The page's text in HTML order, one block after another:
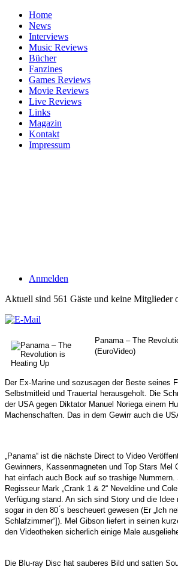
Home
News
Interviews
Music Reviews
Bücher
Fanzines
Games Reviews
Movie Reviews
Live Reviews
Links
Magazin
Kontakt
Impressum
Anmelden
Aktuell sind 561 Gäste und keine Mitglieder
Panama – The
(EuroVideo)
Der Ex-Marine und sozusagen der Beste seines
Selbstmitleid und Trauertal herausgeholt. Die
der USA gegen Diktator Manuel Noriega einem
Machenschaften. Das in dem Gewirr auch die
„Panama“ ist die nächste Direct to Video
Gewinners, Kassenmagneten und Top Stars Mel
hat einfach auch Bock auf so trashige
Regisseur Mark „Crank 1 & 2“ Neveldine und
Verfügung stand. An sich sind Story und die
sogar in den 80 ́s bescheuert gewesen (Er „Ich
Schlafzimmer“]). Mel Gibson liefert in seinen
den Videotheken sicherlich einige Male
Die Blu-ray Disc hat sauberes Bild und satten